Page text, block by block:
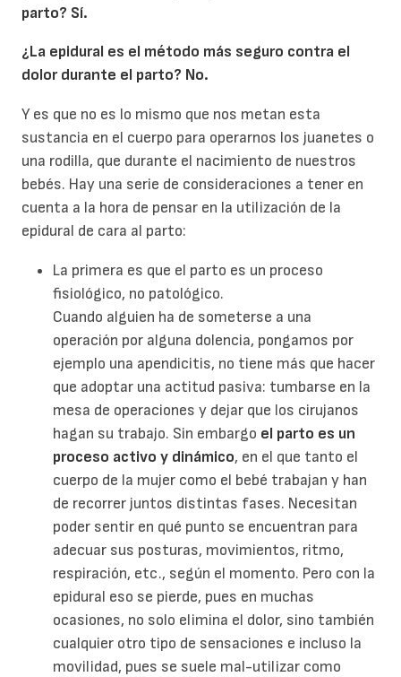
parto? Sí.
¿La epidural es el método más seguro contra el
dolor durante el parto? No.
Y es que no es lo mismo que nos metan esta
sustancia en el cuerpo para operarnos los juanetes o
una rodilla, que durante el nacimiento de nuestros
bebés. Hay una serie de consideraciones a tener en
cuenta a la hora de pensar en la utilización de la
epidural de cara al parto:
La primera es que el parto es un proceso
fisiológico, no patológico.
Cuando alguien ha de someterse a una
operación por alguna dolencia, pongamos por
ejemplo una apendicitis, no tiene más que hacer
que adoptar una actitud pasiva: tumbarse en la
mesa de operaciones y dejar que los cirujanos
hagan su trabajo. Sin embargo el parto es un
proceso activo y dinámico, en el que tanto el
cuerpo de la mujer como el bebé trabajan y han
de recorrer juntos distintas fases. Necesitan
poder sentir en qué punto se encuentran para
adecuar sus posturas, movimientos, ritmo,
respiración, etc., según el momento. Pero con la
epidural eso se pierde, pues en muchas
ocasiones, no solo elimina el dolor, sino también
cualquier otro tipo de sensaciones e incluso la
movilidad, pues se suele mal-utilizar como